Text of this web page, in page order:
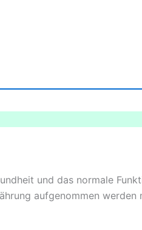
und das normale
aufgenommen werden